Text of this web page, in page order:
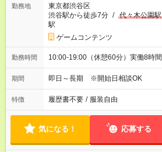
勤務地
東京都渋谷区
渋谷駅から徒歩7分 / 代々木公園駅
駅
ゲームコンテンツ
勤務時間 10:00-19:00（休憩60分）実働8時間
期間 即日～長期 ※開始日相談OK
特徴 履歴書不要 / 服装自由
気になる！ 応募する